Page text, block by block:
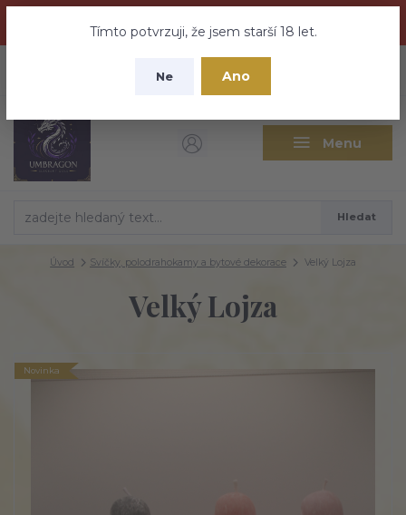
nebuďte vyděšeni zde najdete vše a ještě mnohem víc
Tímto potvrzuji, že jsem starší 18 let.
Ne Ano
Menu
CZK
Hledat
Úvod Svíčky, polodrahokamy a bytové dekorace Velký Lojza
Velký Lojza
Novinka